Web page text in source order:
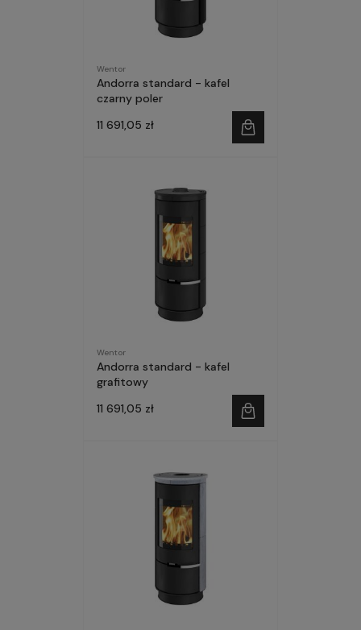
Wentor
Andorra standard - kafel
czarny poler
11 691,05 zł
Wentor
Andorra standard - kafel
grafitowy
11 691,05 zł